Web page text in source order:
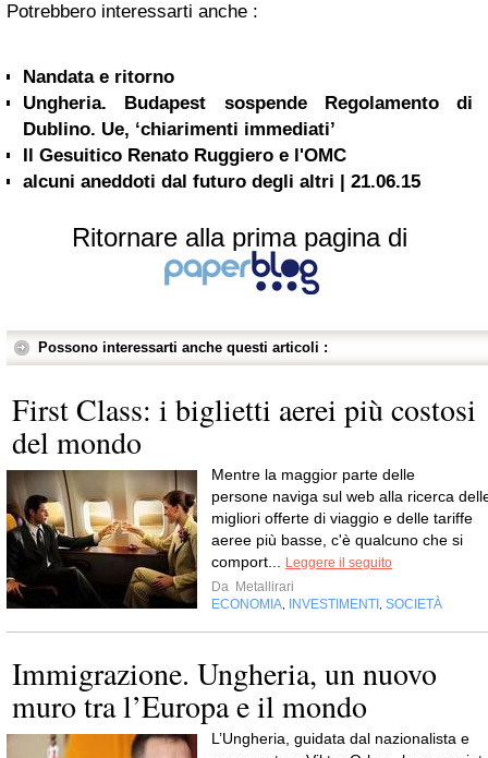
Potrebbero interessarti anche :
Nandata e ritorno
Ungheria. Budapest sospende Regolamento di
Dublino. Ue, ‘chiarimenti immediati’
Il Gesuitico Renato Ruggiero e l'OMC
alcuni aneddoti dal futuro degli altri | 21.06.15
Ritornare alla prima pagina di
Possono interessarti anche questi articoli :
First Class: i biglietti aerei più costosi
del mondo
Mentre la maggior parte delle
persone naviga sul web alla ricerca
migliori offerte di viaggio e delle tariffe
aeree più basse, c'è qualcuno che si
comport...
Leggere il seguito
Da Metallirari
ECONOMIA
INVESTIMENTI SOCIETÀ
Immigrazione. Ungheria, un nuovo
muro tra l’Europa e il mondo
L’Ungheria, guidata dal nazionalista e